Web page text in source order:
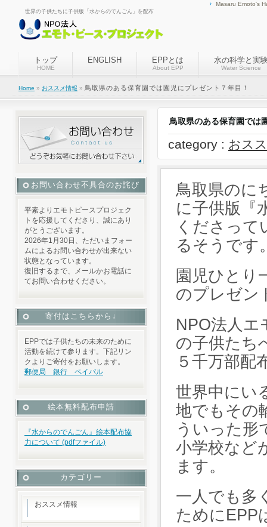
世界の子供たちに子供版「水からのでんごん」を配布
Masaru Emoto's
トップ
HOME
ENGLISH EPPとは
About EPP
水の科学と実
Water Science
Home » おススメ情報 » 鳥取県のある保育園では園児にプレゼント７年目！
鳥取県のある保育園では
category : おス
鳥取県のに
に子供版『
くださって
るそうです
園児ひとり
のプレゼン
NPO法人エ
の子供たち
５千万部配
世界中にい
地でもその
ういった形
小学校など
ます。
一人でも多
ためにEPP
お問い合わせ不具合のお詫び
平素よりエモトピースプロジェク
トを応援してくださり、誠にあり
がとうございます。
2026年1月30日、ただいまフォー
ムによるお問い合わせが出来ない
状態となっています。
復旧するまで、メールかお電話に
てお問い合わせください。
寄付はこちらから↓
EPPでは子供たちの未来のために
活動を続けて参ります。下記リン
クよりご寄付をお願いします。
郵便局 銀行 ペイパル
絵本無料配布申請
『水からのでんごん』絵本配布協
力について (pdfファイル)
カテゴリー
おススメ情報